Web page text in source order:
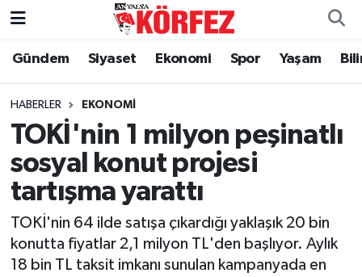
Gündem Siyaset Ekonomi Spor Yaşam
HABERLER EKONOMI
TOKİ'nin 1 milyon peşinatlı
sosyal konut projesi
tartışma yarattı
TOKİ'nin 64 ilde satışa çıkardığı yaklaşık 20 bin
konutta fiyatlar 2,1 milyon TL'den başlıyor. Aylık
18 bin TL taksit imkanı sunulan kampanyada en
Gündem
Siyaset
Yerel Yönetim
Ekonomi
Spor
Yaşam
Nöbetçi Eczaneler
Hava Durumu
Trafik Durumu
Süper Lig Puan Durumu ve Fikstür
Tüm Manşetler
Son Dakika Haberleri